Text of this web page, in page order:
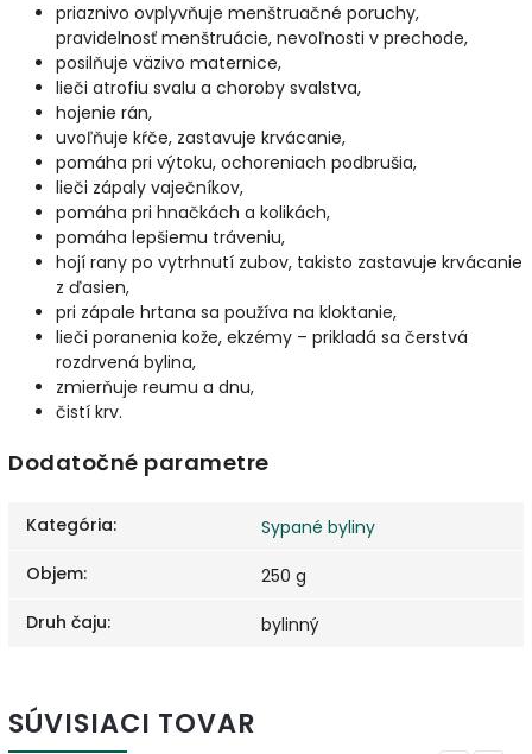
priaznivo ovplyvňuje menštruačné poruchy,
pravidelnosť menštruácie, nevoľnosti v prechode,
posilňuje väzivo maternice,
lieči atrofiu svalu a choroby svalstva,
hojenie rán,
uvoľňuje kŕče, zastavuje krvácanie,
pomáha pri výtoku, ochoreniach podbrušia,
lieči zápaly vaječníkov,
pomáha pri hnačkách a kolikách,
pomáha lepšiemu tráveniu,
hojí rany po vytrhnutí zubov, takisto zastavuje krvácanie
z ďasien,
pri zápale hrtana sa používa na kloktanie,
lieči poranenia kože, ekzémy – prikladá sa čerstvá
rozdrvená bylina,
zmierňuje reumu a dnu,
čistí krv.
Dodatočné parametre
Kategória:
Sypané byliny
Objem:
250 g
Druh čaju: bylinný
SÚVISIACI TOVAR